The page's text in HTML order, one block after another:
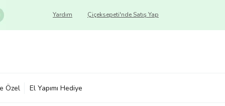
Çiçeksepeti'nde Satış Yap
Yardım
Özel El Yapımı Hediye